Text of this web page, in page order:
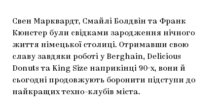
Свен Марквардт, Смайлі Болдвін та Франк
Кюнстер були свідками зародження нічного
життя німецької столиці. Отримавши свою
славу завдяки роботі у Berghain, Delicious
Donuts та King Size наприкінці 90-х, вони й
сьогодні продовжують боронити підступи до
найкращих техно-клубів міста.